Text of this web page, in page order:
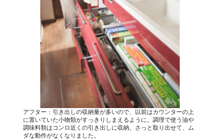
アフター：引き出しの収納量が多いので、以前はカウンターの上
に置いていた小物類がすっきりしまえるように。調理で使う油や
調味料類はコンロ近くの引き出しに収納。さっと取り出せて、ム
ダな動作がなくなりました。